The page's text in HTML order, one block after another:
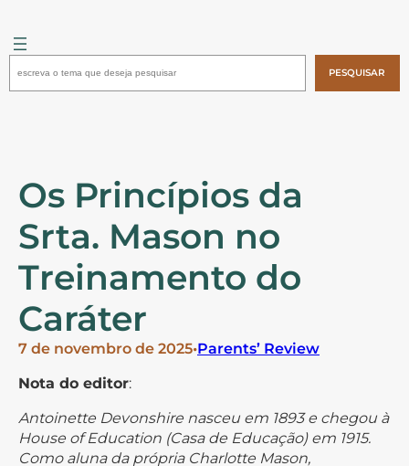
para
conteúdo
PESQUISAR
Os Princípios da
Srta. Mason no
Treinamento do
Caráter
7 de novembro de 2025•Parents’ Review
Nota do editor:
Antoinette Devonshire nasceu em 1893 e chegou à
House of Education (Casa de Educação) em 1915.
Como aluna da própria Charlotte Mason,